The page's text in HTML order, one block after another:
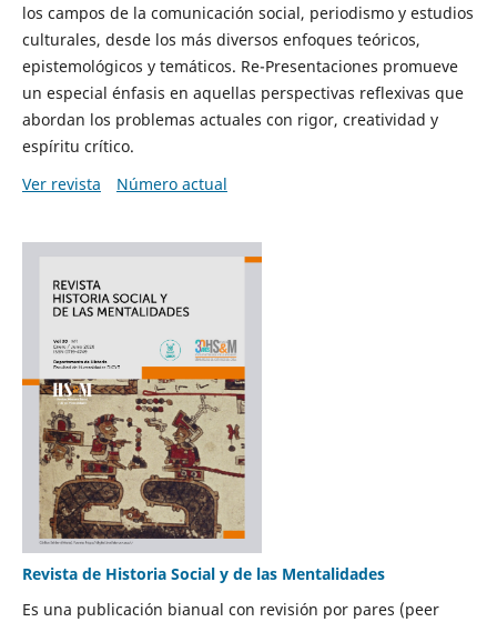
los campos de la comunicación social, periodismo y estudios
culturales, desde los más diversos enfoques teóricos,
epistemológicos y temáticos. Re-Presentaciones promueve
un especial énfasis en aquellas perspectivas reflexivas que
abordan los problemas actuales con rigor, creatividad y
espíritu crítico.
Ver revista
Número actual
Revista de Historia Social y de las Mentalidades
Es una publicación bianual con revisión por pares (peer